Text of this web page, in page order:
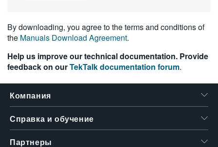
By downloading, you agree to the terms and conditions of
the Manuals Download Agreement.
Help us improve our technical documentation. Provide
feedback on ourTekTalk documentation forum.
Компания
Справка и обучение
Партнеры